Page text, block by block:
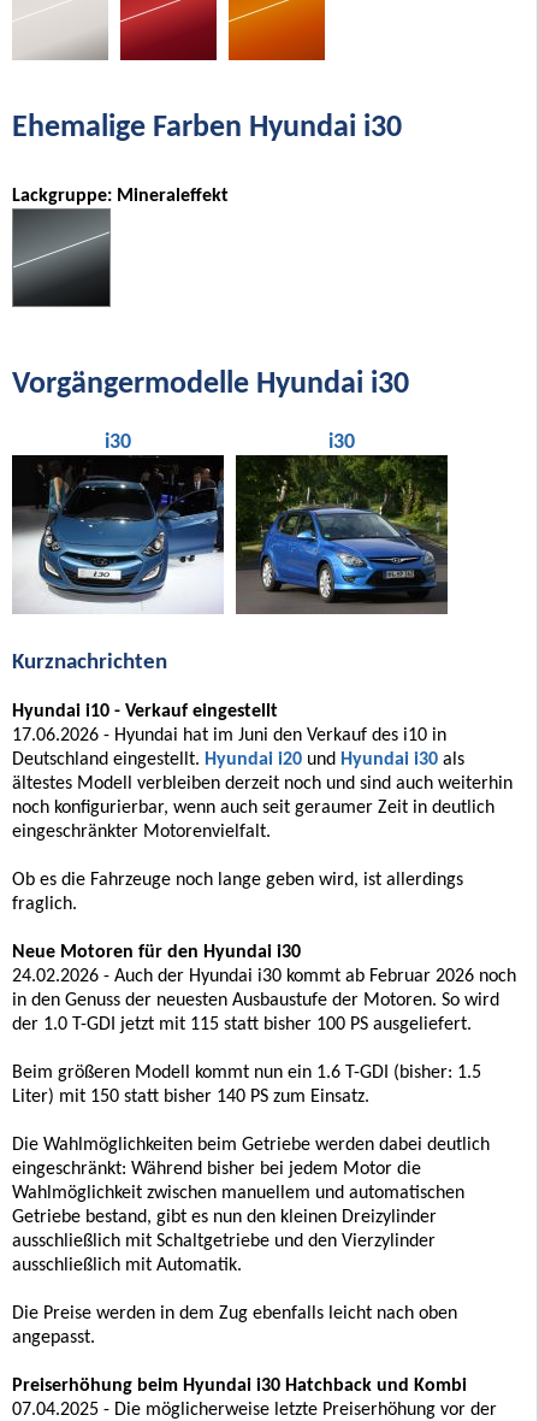
Ehemalige Farben Hyundai i30
Lackgruppe: Mineraleffekt
Vorgängermodelle Hyundai i30
i30 i30
Kurznachrichten
Hyundai i10 - Verkauf eingestellt
17.06.2026 - Hyundai hat im Juni den Verkauf des i10 in
Deutschland eingestellt. Hyundai i20 und Hyundai i30 als
ältestes Modell verbleiben derzeit noch und sind auch weiterhin
noch konfigurierbar, wenn auch seit geraumer Zeit in deutlich
eingeschränkter Motorenvielfalt.
Ob es die Fahrzeuge noch lange geben wird, ist allerdings
fraglich.
Neue Motoren für den Hyundai i30
24.02.2026 - Auch der Hyundai i30 kommt ab Februar 2026 noch
in den Genuss der neuesten Ausbaustufe der Motoren. So wird
der 1.0 T-GDI jetzt mit 115 statt bisher 100 PS ausgeliefert.
Beim größeren Modell kommt nun ein 1.6 T-GDI (bisher: 1.5
Liter) mit 150 statt bisher 140 PS zum Einsatz.
Die Wahlmöglichkeiten beim Getriebe werden dabei deutlich
eingeschränkt: Während bisher bei jedem Motor die
Wahlmöglichkeit zwischen manuellem und automatischen
Getriebe bestand, gibt es nun den kleinen Dreizylinder
ausschließlich mit Schaltgetriebe und den Vierzylinder
ausschließlich mit Automatik.
Die Preise werden in dem Zug ebenfalls leicht nach oben
angepasst.
Preiserhöhung beim Hyundai i30 Hatchback und Kombi
07.04.2025 - Die möglicherweise letzte Preiserhöhung vor der